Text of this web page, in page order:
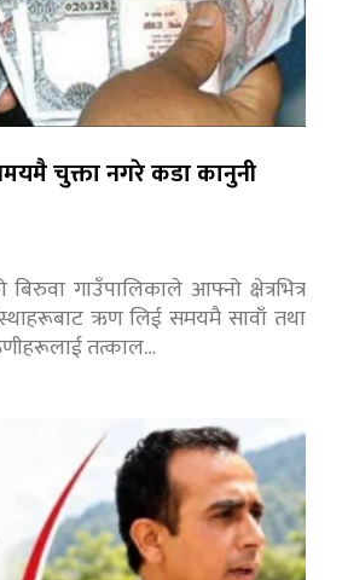
चुक्ता नगरे कडा कानुनी
गाउँपालिकाले आफ्नो क्षेत्रभित्र
ऋण लिई समयमै सावाँ तथा
तत्काल…